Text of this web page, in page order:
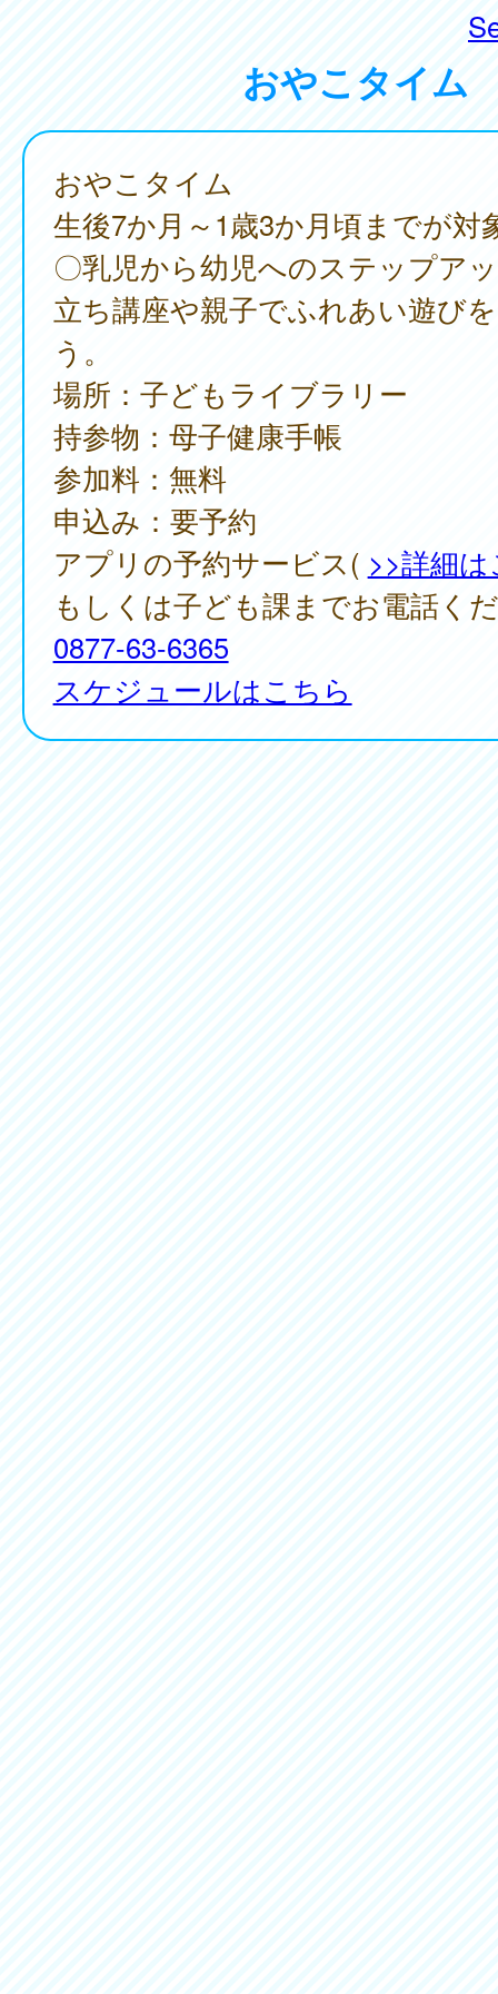
おやこタイム
おやこタイム
生後7か月～1歳3か月頃までが対
〇乳児から幼児へのステップア
立ち講座や親子でふれあい遊び
う。
場所：子どもライブラリー
持参物：母子健康手帳
参加料：無料
申込み：要予約
アプリの予約サービス( >>詳細
もしくは子ども課までお電話く
0877-63-6365
スケジュールはこちら